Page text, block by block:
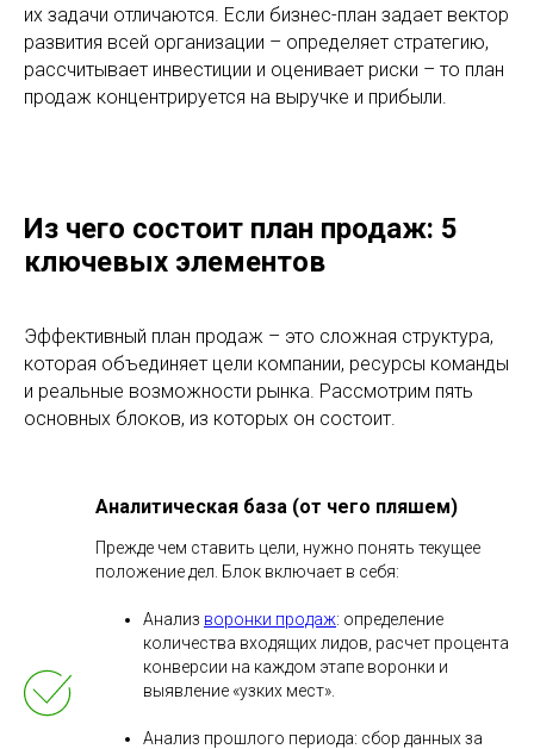
их задачи отличаются. Если бизнес-план задает вектор
развития всей организации – определяет стратегию,
рассчитывает инвестиции и оценивает риски – то план
продаж концентрируется на выручке и прибыли.
Из чего состоит план продаж: 5
ключевых элементов
Эффективный план продаж – это сложная структура,
которая объединяет цели компании, ресурсы команды
и реальные возможности рынка. Рассмотрим пять
основных блоков, из которых он состоит.
Аналитическая база (от чего пляшем)
Прежде чем ставить цели, нужно понять текущее
положение дел. Блок включает в себя:
Анализ воронки продаж: определение
количества входящих лидов, расчет процента
конверсии на каждом этапе воронки и
выявление «узких мест».
Анализ прошлого периода: сбор данных за